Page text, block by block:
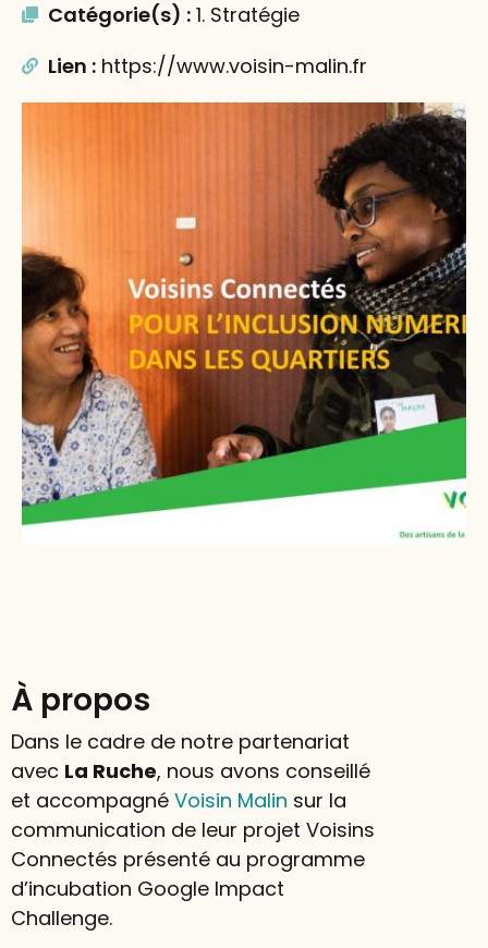
Catégorie(s) :1. Stratégie
Lien :https://www.voisin-malin.fr
À propos
Dans le cadre de notre partenariat
avec La Ruche, nous avons conseillé
et accompagné Voisin Malin sur la
communication de leur projet Voisins
Connectés présenté au programme
d’incubation Google Impact
Challenge.